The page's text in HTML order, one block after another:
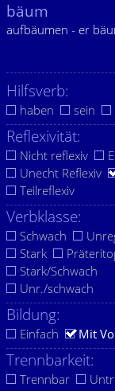
bäum
aufbäumen - er
Hilfsverb:
haben sein
Reflexivität:
Nicht reflexiv
Unecht Reflexiv
Teilreflexiv
Verbklasse:
Schwach
Stark
Stark/Schwach
Unr./schwach
Bildung:
Einfach Mit
Trennbarkeit:
Trennbar